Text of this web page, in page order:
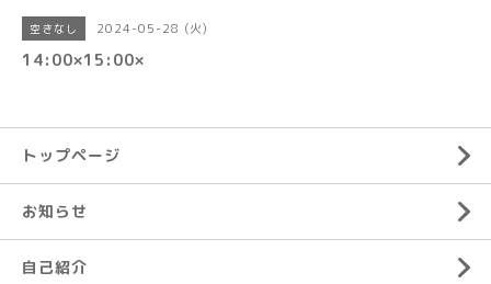
空きなし 2024-05-28 (火)
14:00×15:00×
トップページ
お知らせ
自己紹介